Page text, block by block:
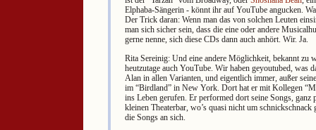
Elphaba-Sängerin - könnt ihr auf YouTube angucken.
Der Trick daran: Wenn man das von solchen Leuten
man sich sicher sein, dass die eine oder andere
gerne nenne, sich diese CDs dann auch anhört. Wir. Ja.
Rita Sereinig: Und eine andere Möglichkeit, bekannt zu
heutzutage auch YouTube. Wir haben geyoutubed, was
Alan in allen Varianten, und eigentlich immer, außer
im “Birdland” in New York. Dort hat er mit Kollegen
ins Leben gerufen. Er performed dort seine Songs, ganz
kleinen Theaterbar, wo’s quasi nicht um schnickschnack
die Songs an sich.